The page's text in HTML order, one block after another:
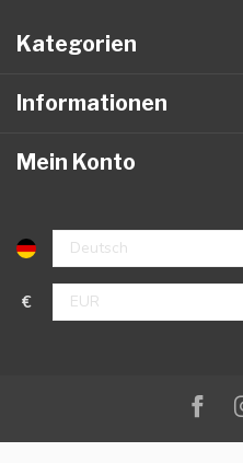
Kategorien
Informationen
Mein Konto
€